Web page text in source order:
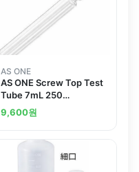
AS ONE
AS ONE Screw Top Test
Tube 7mL 250
Piecesand others
9,600원